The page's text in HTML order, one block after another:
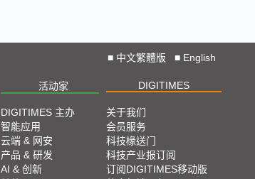
■ 中文繁體版 ■ English
活动家 DIGITIMES
DIGITIMES 主办
智能应用
云端 & 网安
产品 & 研发
AI & 创新
关于我们
会员服务
科技椽送门
科技产业报订阅
订阅DIGITIMES移动版